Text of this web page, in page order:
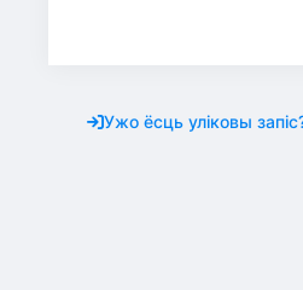
Ужо ёсць уліковы